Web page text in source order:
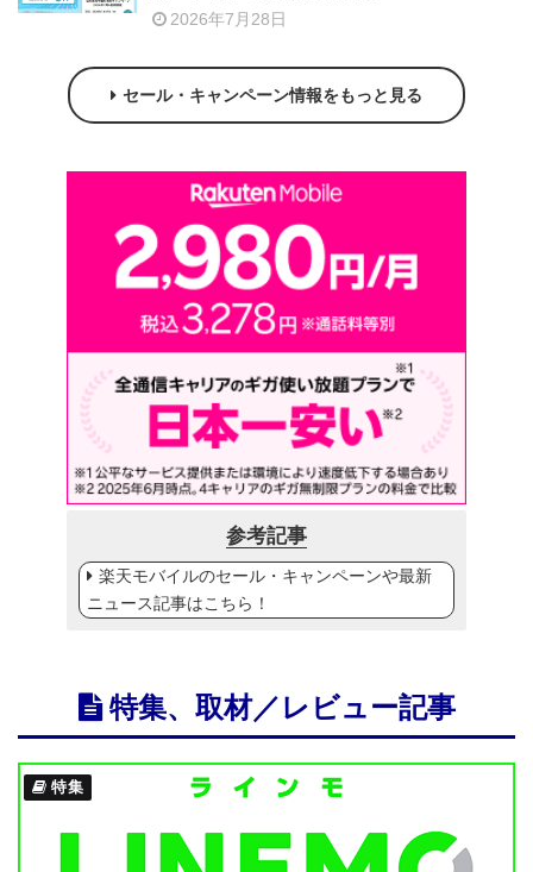
2026年7月28日
セール・キャンペーン情報をもっと見る
参考記事
楽天モバイルのセール・キャンペーンや最新
ニュース記事はこちら！
特集、取材／レビュー記事
特集